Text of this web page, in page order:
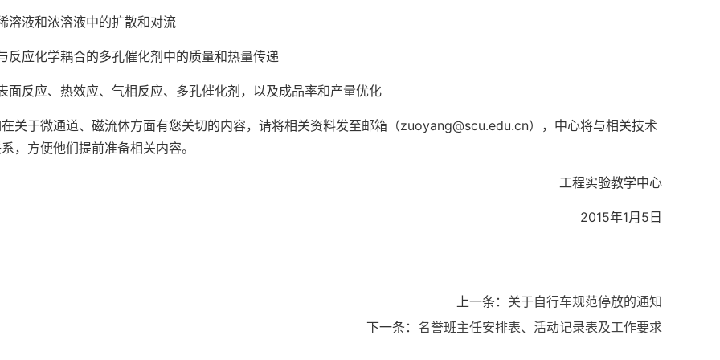
溶液和浓溶液中的扩散和对流
反应化学耦合的多孔催化剂中的质量和热量传递
面反应、热效应、气相反应、多孔催化剂，以及成品率和产量优化
关于微通道、磁流体方面有您关切的内容，请将相关资料发至邮箱（zuoyang@scu.edu.cn），中心将与相关技术
，方便他们提前准备相关内容。
工程实验教学中心
2015年1月5日
上一条： 关于自行车规范停放的通知
下一条： 名誉班主任安排表、活动记录表及工作要求